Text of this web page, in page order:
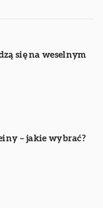
się na weselnym
– jakie wybrać?